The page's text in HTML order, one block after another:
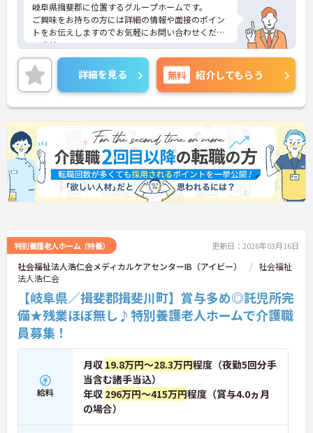
岐阜県揖斐郡に位置するグループホームです。
ご興味をお持ちの方には詳細の情報や面接のポイン
トをお伝えしますのでお気軽にお問い合わせくださ
いませ。
詳細を見る 無料 紹介してもらう
特別養護老人ホーム（特養） 更新日：2026年03月16日
社会福祉法人浩仁会メディカルケアセンターIB（アイビー）
社会福祉
法人浩仁会
【岐阜県／揖斐郡揖斐川町】賞与多め◎託児所完
備★残業ほぼ無し♪特別養護老人ホームで介護職
員募集！
給料
月収 19.8万円～28.3万円程度（夜勤5回分手
当含む諸手当込）
年収 296万円～415万円程度（賞与4.0ヵ月
の場合）